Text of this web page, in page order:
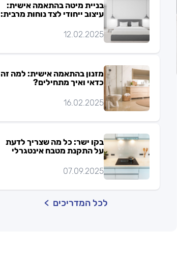
בניית מיטה בהתאמה אישית:
עיצוב ייחודי לצד נוחות מרבית:
12.02.2025
מזנון בהתאמה אישית: למה זה
כדאי ואיך מתחילים?
16.02.2025
בקו ישר: כל מה שצריך לדעת
על התקנת מטבח אינטגרלי
07.09.2025
לכל המדריכים